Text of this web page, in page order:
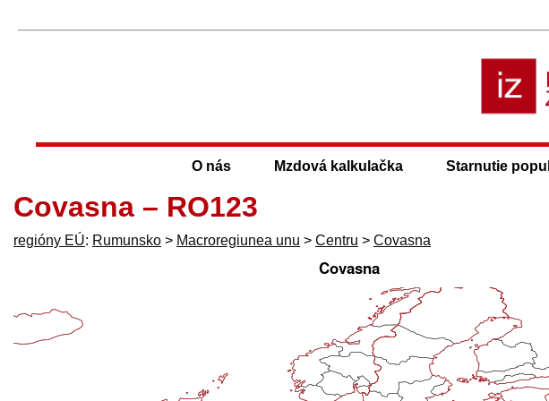
O nás Mzdová kalkulačka Starnutie
Covasna – RO123
regióny EÚ: Rumunsko > Macroregiunea unu > Centru > Covasna